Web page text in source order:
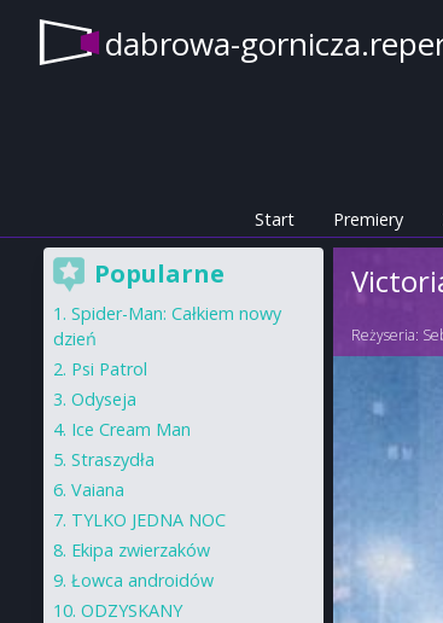
dabrowa-
Start Premiery
Reżyseria:
Popularne
Spider-Man: Całkiem nowy
dzień
Psi Patrol
Odyseja
Ice Cream Man
Straszydła
Vaiana
TYLKO JEDNA NOC
Ekipa zwierzaków
Łowca androidów
ODZYSKANY